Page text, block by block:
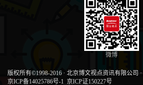
微博
版权所有©1998-2016 · 北京博文视点资讯有限公司 ·
京ICP备14025786号-1 京ICP证150227号